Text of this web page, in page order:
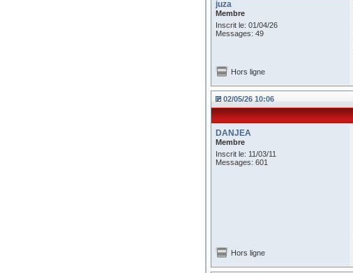
juza
Membre
Inscrit le: 01/04/26
Messages: 49
Hors ligne
02/05/26 10:06
DANJEA
Membre
Inscrit le: 11/03/11
Messages: 601
Hors ligne